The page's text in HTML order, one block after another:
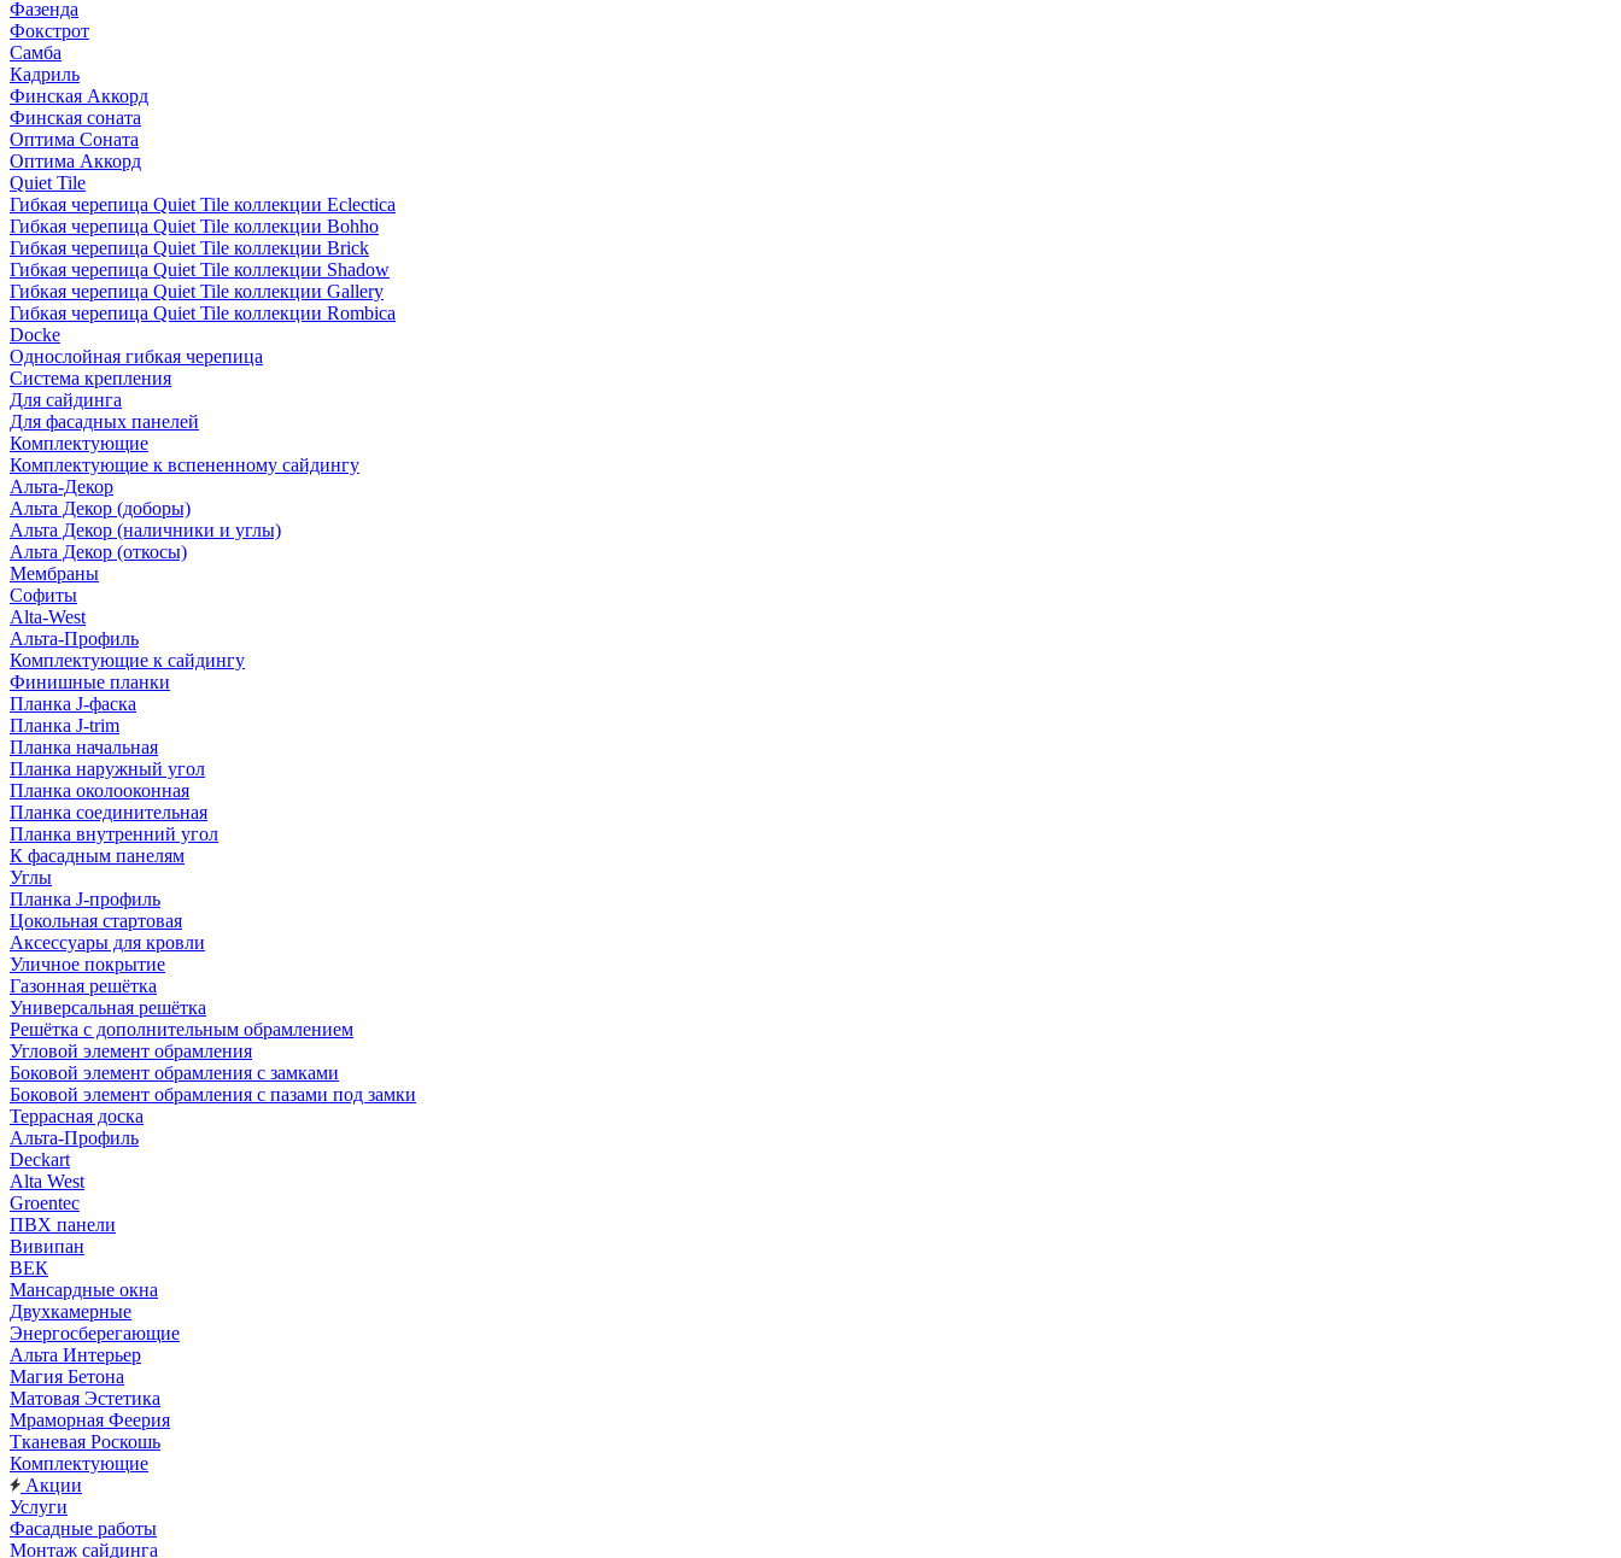
Фазенда
Фокстрот
Самба
Кадриль
Финская Аккорд
Финская соната
Оптима Соната
Оптима Аккорд
Quiet Tile
Гибкая черепица Quiet Tile коллекции Eclectica
Гибкая черепица Quiet Tile коллекции Bohho
Гибкая черепица Quiet Tile коллекции Brick
Гибкая черепица Quiet Tile коллекции Shadow
Гибкая черепица Quiet Tile коллекции Gallery
Гибкая черепица Quiet Tile коллекции Rombica
Docke
Однослойная гибкая черепица
Система крепления
Для сайдинга
Для фасадных панелей
Комплектующие
Комплектующие к вспененному сайдингу
Альта-Декор
Альта Декор (доборы)
Альта Декор (наличники и углы)
Альта Декор (откосы)
Мембраны
Софиты
Alta-West
Альта-Профиль
Комплектующие к сайдингу
Финишные планки
Планка J-фаска
Планка J-trim
Планка начальная
Планка наружный угол
Планка околооконная
Планка соединительная
Планка внутренний угол
К фасадным панелям
Углы
Планка J-профиль
Цокольная стартовая
Аксессуары для кровли
Уличное покрытие
Газонная решётка
Универсальная решётка
Решётка с дополнительным обрамлением
Угловой элемент обрамления
Боковой элемент обрамления с замками
Боковой элемент обрамления с пазами под замки
Террасная доска
Альта-Профиль
Deckart
Alta West
Groentec
ПВХ панели
Вивипан
ВЕК
Мансардные окна
Двухкамерные
Энергосберегающие
Альта Интерьер
Магия Бетона
Матовая Эстетика
Мраморная Феерия
Тканевая Роскошь
Комплектующие
Акции
Услуги
Фасадные работы
Монтаж сайдинга